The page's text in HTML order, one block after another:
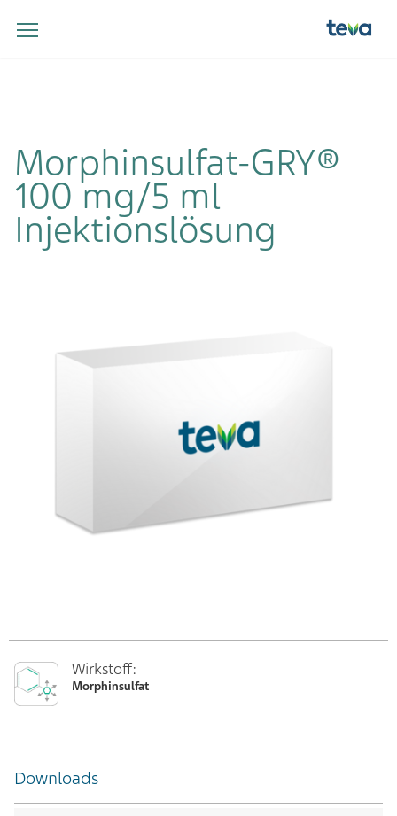
Morphinsulfat-GRY®
100 mg/5 ml
Injektionslösung
Wirkstoff:
Morphinsulfat
Downloads